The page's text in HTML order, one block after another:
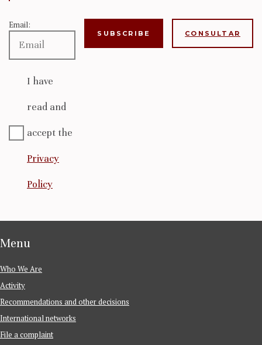
Email:
I have
read and
accept the
Privacy
Policy
CONSULTAR
Menu
Who We Are
Activity
Recommendations and other decisions
International networks
File a complaint